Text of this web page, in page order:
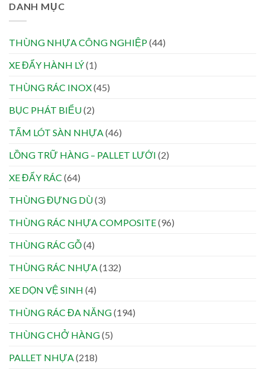
DANH MỤC
THÙNG NHỰA CÔNG NGHIỆP(44)
XE ĐẨY HÀNH LÝ(1)
THÙNG RÁC INOX(45)
BỤC PHÁT BIỂU(2)
TẤM LÓT SÀN NHỰA(46)
LỒNG TRỮ HÀNG – PALLET LƯỚI (2)
XE ĐẨY RÁC (64)
THÙNG ĐỰNG DÙ(3)
THÙNG RÁC NHỰA COMPOSITE(96)
THÙNG RÁC GỖ(4)
THÙNG RÁC NHỰA(132)
XE DỌN VỆ SINH (4)
THÙNG RÁC ĐA NĂNG(194)
THÙNG CHỞ HÀNG(5)
PALLET NHỰA(218)